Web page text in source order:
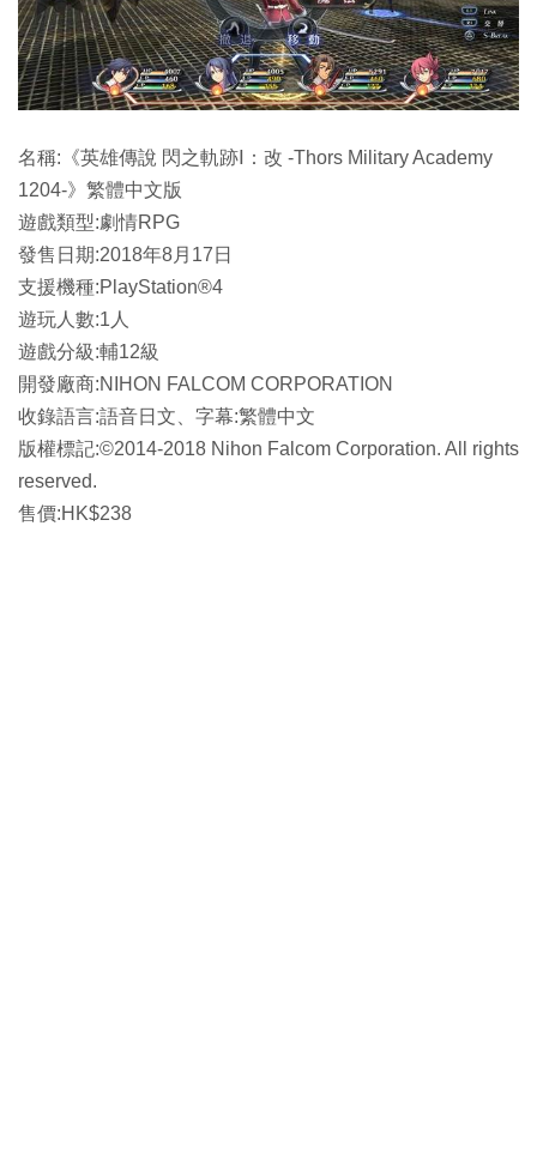
名稱:《英雄傳說 閃之軌跡Ⅰ：改 -Thors Military Academy
1204-》繁體中文版
遊戲類型:劇情RPG
發售日期:2018年8月17日
支援機種:PlayStation®4
遊玩人數:1人
遊戲分級:輔12級
開發廠商:NIHON FALCOM CORPORATION
收錄語言:語音日文、字幕:繁體中文
版權標記:©2014-2018 Nihon Falcom Corporation. All rights
reserved.
售價:HK$238